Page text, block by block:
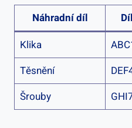
Náhradní díl
Klika
Těsnění
Šrouby